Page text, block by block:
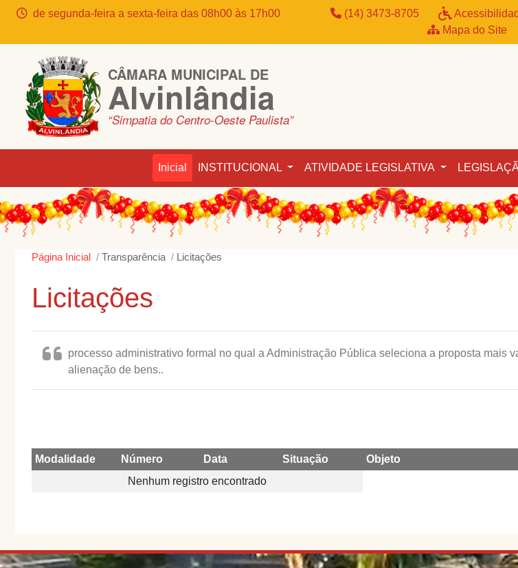
de segunda-feira a sexta-feira das 08h00 às 17h00 (14) 3473-8705
Mapa do Site
CÂMARA MUNICIPAL DE
Alvinlândia
“Simpatia do Centro-Oeste Paulista”
Inicial INSTITUCIONAL ATIVIDADE LEGISLATIVA
Página Inicial Transparência Licitações
Licitações
processo administrativo formal no qual a Administração Pública seleciona a proposta mais
alienação de bens..
Modalidade Número Data Situação Objeto
Nenhum registro encontrado